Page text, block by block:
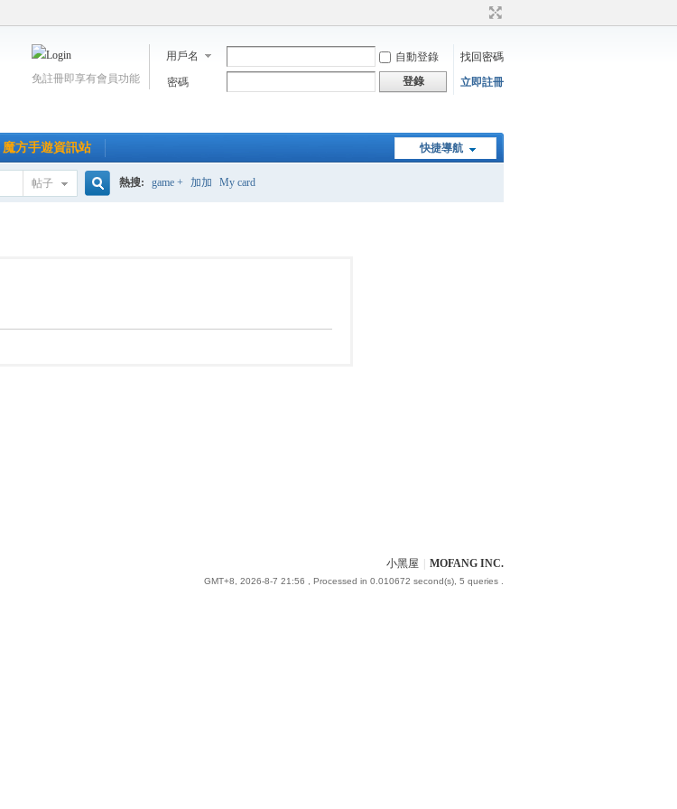
用戶名 自動登錄
找回密碼
密碼
登錄 立即註冊
免註冊即享有會員功能
快捷導航
魔方手遊資訊站
帖子 熱搜: game + 加加 My card
小黑屋 MOFANG INC.
GMT+8, 2026-8-7 21:56 , Processed in 0.010672 second(s), 5 queries .